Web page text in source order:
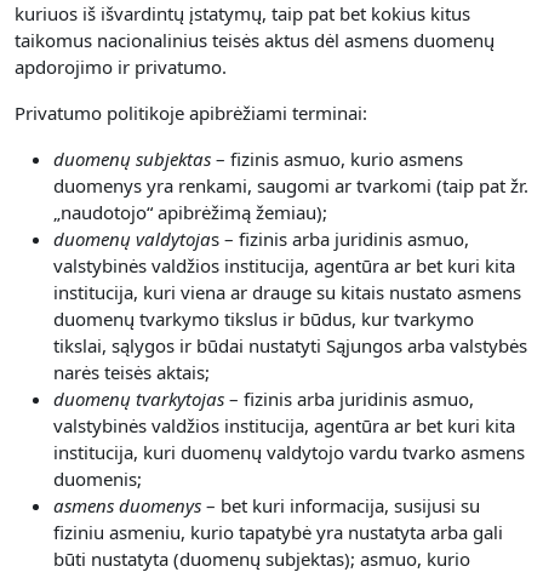
kuriuos iš išvardintų įstatymų, taip pat bet kokius kitus
taikomus nacionalinius teisės aktus dėl asmens duomenų
apdorojimo ir privatumo.
Privatumo politikoje apibrėžiami terminai:
duomenų subjektas – fizinis asmuo, kurio asmens
duomenys yra renkami, saugomi ar tvarkomi (taip pat žr.
„naudotojo“ apibrėžimą žemiau);
duomenų valdytojas – fizinis arba juridinis asmuo,
valstybinės valdžios institucija, agentūra ar bet kuri kita
institucija, kuri viena ar drauge su kitais nustato asmens
duomenų tvarkymo tikslus ir būdus, kur tvarkymo
tikslai, sąlygos ir būdai nustatyti Sąjungos arba valstybės
narės teisės aktais;
duomenų tvarkytojas – fizinis arba juridinis asmuo,
valstybinės valdžios institucija, agentūra ar bet kuri kita
institucija, kuri duomenų valdytojo vardu tvarko asmens
duomenis;
asmens duomenys – bet kuri informacija, susijusi su
fiziniu asmeniu, kurio tapatybė yra nustatyta arba gali
būti nustatyta (duomenų subjektas); asmuo, kurio